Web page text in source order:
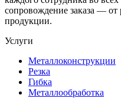
сопровождение заказа — от
продукции.
Услуги
Металлоконструкции
Резка
Гибка
Металлообработка